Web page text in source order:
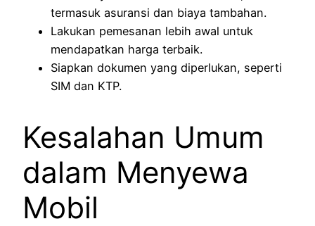
termasuk asuransi dan biaya tambahan.
Lakukan pemesanan lebih awal untuk
mendapatkan harga terbaik.
Siapkan dokumen yang diperlukan, seperti
SIM dan KTP.
Kesalahan Umum
dalam Menyewa
Mobil